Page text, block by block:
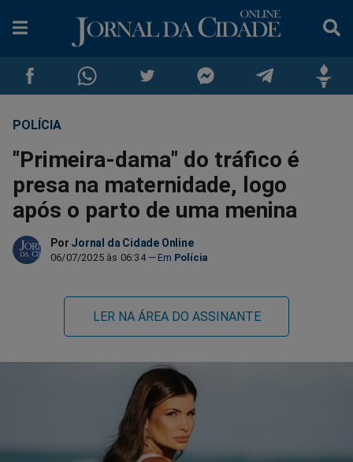
Compartilhar
no
Facebook
Compartilhar
no
Whatsapp
no
Twitter
no
Messenger
no
Telegram
POLÍCIA
"Primeira-dama" do tráfico é
presa na maternidade, logo
após o parto de uma menina
Por Jornal da Cidade Online
06/07/2025 às 06:34 Polícia
LER NA ÁREA DO ASSINANTE